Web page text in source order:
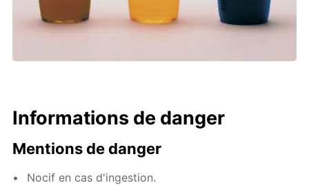
Informations de danger
Mentions de danger
Nocif en cas d'ingestion.